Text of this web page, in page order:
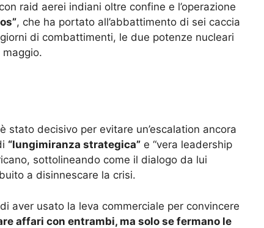
raid aerei indiani oltre confine e l’operazione
, che ha portato all’abbattimento di sei caccia
di combattimenti, le due potenze nucleari
stato decisivo per evitare un’escalation ancora
“lungimiranza strategica” e “vera leadership
sottolineando come il dialogo da lui
a disinnescare la crisi.
aver usato la leva commerciale per convincere
affari con entrambi, ma solo se fermano le